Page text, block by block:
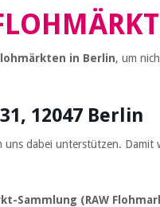
in Berlin, um
12047 Berlin
dabei unterstützen. Damit
Sammlung (RAW